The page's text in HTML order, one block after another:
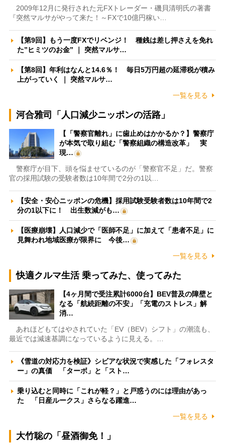
2009年12月に発行された元FXトレーダー・磯貝清明氏の著書
『突然マルサがやって来た！～FXで10億円稼い…
【第9回】もう一度FXでリベンジ！ 種銭は差し押さえを免れ
た”ヒミツのお金” ｜ 突然マルサ…
【第8回】年利はなんと14.6％！ 毎日5万円超の延滞税が積み
上がっていく ｜ 突然マルサ…
一覧を見る
河合雅司「人口減少ニッポンの活路」
【「警察官離れ」に歯止めはかかるか？】警察庁
が本気で取り組む「警察組織の構造改革」 実
現…
警察庁が目下、頭を悩ませているのが「警察官不足」だ。警察
官の採用試験の受験者数は10年間で2分の1以…
【安全・安心ニッポンの危機】採用試験受験者数は10年間で2
分の1以下に！ 出生数減がも…
【医療崩壊】人口減少で「医師不足」に加えて「患者不足」に
見舞われ地域医療が限界に 今後…
一覧を見る
快適クルマ生活 乗ってみた、使ってみた
【4ヶ月間で受注累計6000台】BEV普及の障壁と
なる「航続距離の不安」「充電のストレス」解
消…
あれほどもてはやされていた「EV（BEV）シフト」の潮流も、
最近では減速基調になっているように見える。…
《雪道の対応力を検証》シビアな状況で実感した「フォレスタ
ー」の真価 「ターボ」と「スト…
乗り込むと同時に「これが軽？」と戸惑うのには理由があっ
た 「日産ルークス」さらなる躍進…
一覧を見る
大竹聡の「昼酒御免！」